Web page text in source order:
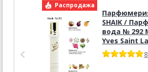
Распродажа
SHAIK /
вода № 292
Yves Saint
мл.